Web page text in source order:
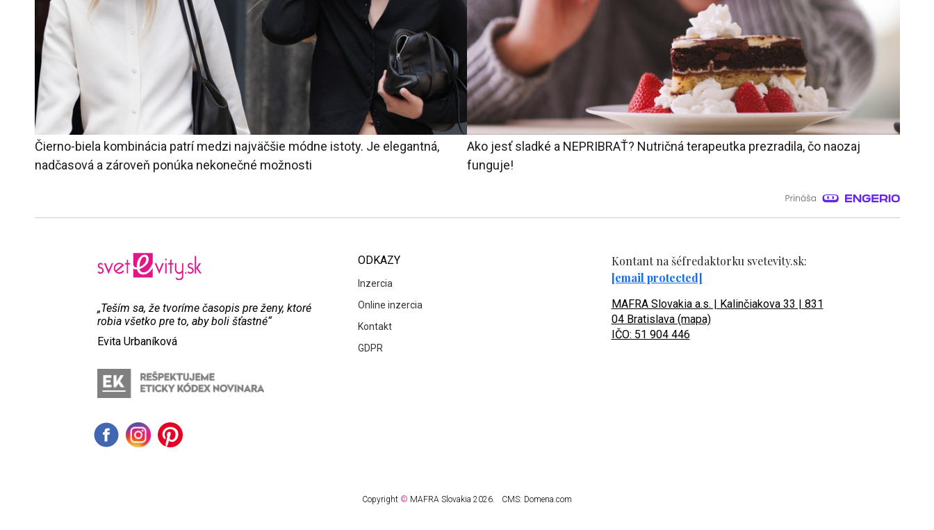
Čierno-biela kombinácia patrí medzi najväčšie módne istoty. Je elegantná,
nadčasová a zároveň ponúka nekonečné možnosti
Ako jesť sladké a NEPRIBRAŤ? Nutričná terapeutka prezradila, čo naozaj
funguje!
„Teším sa, že tvoríme časopis pre ženy, ktoré
robia všetko pre to, aby boli šťastné“
Evita Urbaníková
ODKAZY
Inzercia
Online inzercia
Kontakt
GDPR
Kontant na šéfredaktorku svetevity.sk:
[email protected]
MAFRA Slovakia a.s. | Kalinčiakova 33 | 831
04 Bratislava (mapa)
IČO: 51 904 446
Copyright © MAFRA Slovakia 2026. CMS: Domena.com